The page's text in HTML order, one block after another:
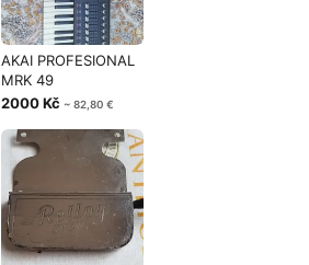
AKAI PROFESIONAL
MRK 49
2000 Kč ~ 82,80 €